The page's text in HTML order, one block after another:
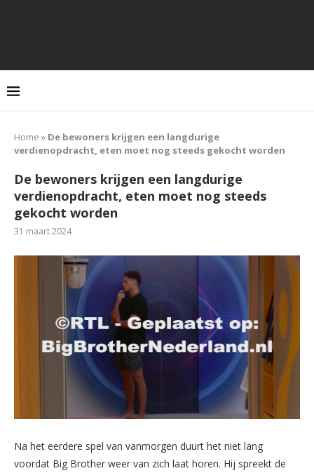
Home » De bewoners krijgen een langdurige
verdienopdracht, eten moet nog steeds gekocht worden
De bewoners krijgen een langdurige
verdienopdracht, eten moet nog steeds
gekocht worden
31 maart 2024
Na het eerdere spel van vanmorgen duurt het niet lang
voordat Big Brother weer van zich laat horen. Hij spreekt de